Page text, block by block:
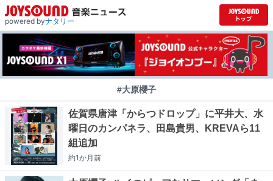
powered byナタリー
#大原櫻子
佐賀県唐津「からつドロップ」に平井大、水
曜日のカンパネラ、田島貴男、KREVAら11
組追加
約1か月前